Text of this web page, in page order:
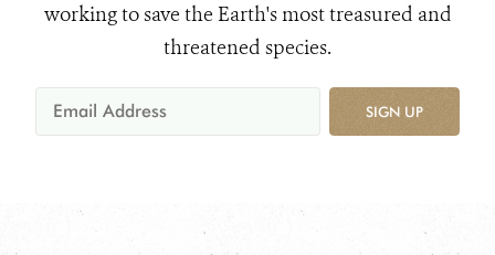
working to save the Earth's most treasured and
threatened species.
SIGN UP